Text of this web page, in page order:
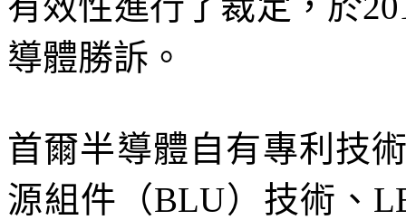
導體勝訴。
首爾半導體自有專利技
源組件（BLU）技術、